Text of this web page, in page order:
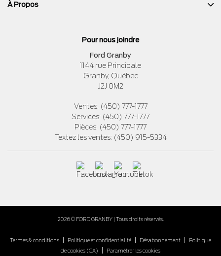
Pour nous joindre
Ford Granby
1144 rue Principale
Granby, Québec
J2J 0M2
Ventes: (450) 777-1777
Services: (450) 777-1777
Pièces: (450) 777-1777
Textez les ventes: (450) 915-5334
À Propos
2026 © FORD GRANBY| Tous droits réservés.
Termes & conditions Politique et confidentialité Désabonnement
Politique
de cookies (CA)
Paramétrer les cookies